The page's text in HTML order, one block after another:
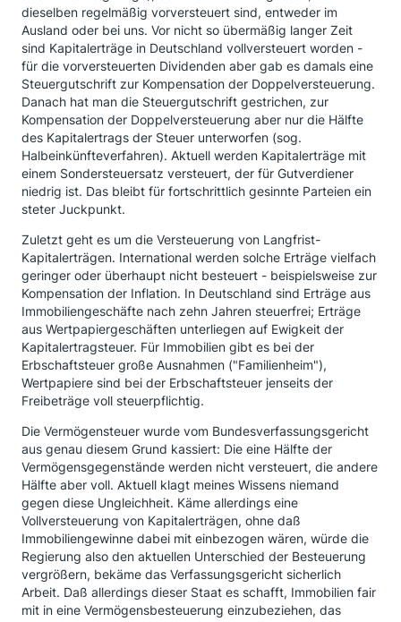
dieselben regelmäßig vorversteuert sind, entweder im
Ausland oder bei uns. Vor nicht so übermäßig langer Zeit
sind Kapitalerträge in Deutschland vollversteuert worden -
für die vorversteuerten Dividenden aber gab es damals eine
Steuergutschrift zur Kompensation der Doppelversteuerung.
Danach hat man die Steuergutschrift gestrichen, zur
Kompensation der Doppelversteuerung aber nur die Hälfte
des Kapitalertrags der Steuer unterworfen (sog.
Halbeinkünfteverfahren). Aktuell werden Kapitalerträge mit
einem Sondersteuersatz versteuert, der für Gutverdiener
niedrig ist. Das bleibt für fortschrittlich gesinnte Parteien ein
steter Juckpunkt.
Zuletzt geht es um die Versteuerung von Langfrist-
Kapitalerträgen. International werden solche Erträge vielfach
geringer oder überhaupt nicht besteuert - beispielsweise zur
Kompensation der Inflation. In Deutschland sind Erträge aus
Immobiliengeschäfte nach zehn Jahren steuerfrei; Erträge
aus Wertpapiergeschäften unterliegen auf Ewigkeit der
Kapitalertragsteuer. Für Immobilien gibt es bei der
Erbschaftsteuer große Ausnahmen ("Familienheim"),
Wertpapiere sind bei der Erbschaftsteuer jenseits der
Freibeträge voll steuerpflichtig.
Die Vermögensteuer wurde vom Bundesverfassungsgericht
aus genau diesem Grund kassiert: Die eine Hälfte der
Vermögensgegenstände werden nicht versteuert, die andere
Hälfte aber voll. Aktuell klagt meines Wissens niemand
gegen diese Ungleichheit. Käme allerdings eine
Vollversteuerung von Kapitalerträgen, ohne daß
Immobiliengewinne dabei mit einbezogen wären, würde die
Regierung also den aktuellen Unterschied der Besteuerung
vergrößern, bekäme das Verfassungsgericht sicherlich
Arbeit. Daß allerdings dieser Staat es schafft, Immobilien fair
mit in eine Vermögensbesteuerung einzubeziehen, das